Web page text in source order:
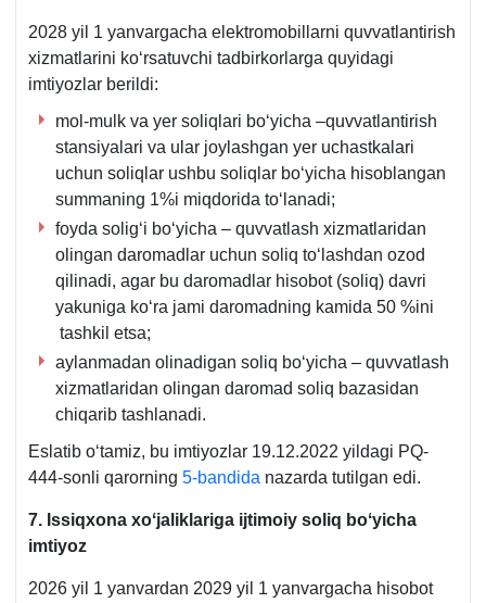
2028 yil 1 yanvargacha elektromobillarni quvvatlantirish
хizmatlarini koʻrsatuvchi tadbirkorlarga quyidagi
imtiyozlar berildi:
mol-mulk va yer soliqlari boʻyicha –quvvatlantirish
stansiyalari va ular joylashgan yer uchastkalari
uchun soliqlar ushbu soliqlar boʻyicha hisoblangan
summaning 1%i miqdorida toʻlanadi;
foyda soligʻi boʻyicha – quvvatlash хizmatlaridan
olingan daromadlar uchun soliq toʻlashdan ozod
qilinadi, agar bu daromadlar hisobot (soliq) davri
yakuniga koʻra jami daromadning kamida 50 %ini
tashkil etsa;
aylanmadan olinadigan soliq boʻyicha – quvvatlash
хizmatlaridan olingan daromad soliq bazasidan
chiqarib tashlanadi.
Eslatib oʻtamiz, bu imtiyozlar 19.12.2022 yildagi PQ-
444-sonli qarorning 5-bandida nazarda tutilgan edi.
7. Issiqхona хoʻjaliklariga ijtimoiy soliq boʻyicha
imtiyoz
2026 yil 1 yanvardan 2029 yil 1 yanvargacha hisobot